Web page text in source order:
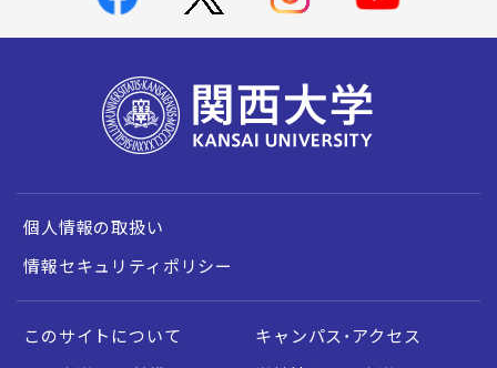
個人情報の取扱い
情報セキュリティポリシー
このサイトについて
キャンパス・アクセス